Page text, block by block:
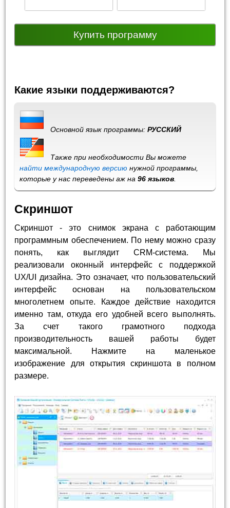
Купить программу
Какие языки поддерживаются?
Основной язык программы:РУССКИЙ
Также при необходимости Вы можете
найти международную версию нужной программы,
которые у нас переведены аж на96 языков
Скриншот
Скриншот - это снимок экрана с работающим
программным обеспечением. По нему можно сразу
понять, как выглядит CRM-система. Мы
реализовали оконный интерфейс с поддержкой
UX/UI дизайна. Это означает, что пользовательский
интерфейс основан на пользовательском
многолетнем опыте. Каждое действие находится
именно там, откуда его удобней всего выполнять.
За счет такого грамотного подхода
производительность вашей работы будет
максимальной. Нажмите на маленькое
изображение для открытия скриншота в полном
размере.